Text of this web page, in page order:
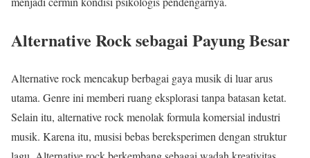
Alternative Rock sebagai Payung Besar
Alternative rock mencakup berbagai gaya musik di luar arus
utama. Genre ini memberi ruang eksplorasi tanpa batasan ketat.
Selain itu, alternative rock menolak formula komersial industri
musik. Karena itu, musisi bebas bereksperimen dengan struktur